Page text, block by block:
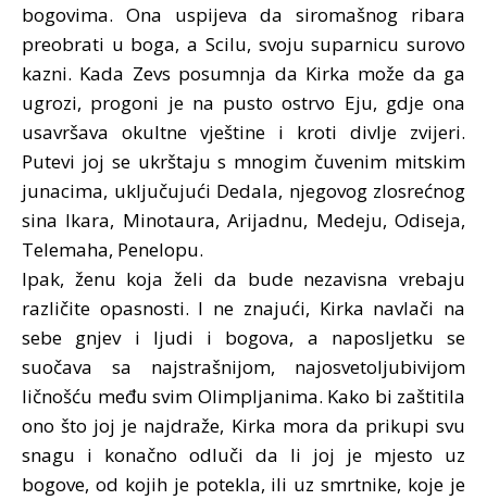
bogovima. Ona uspijeva da siromašnog ribara
preobrati u boga, a Scilu, svoju suparnicu surovo
kazni. Kada Zevs posumnja da Kirka može da ga
ugrozi, progoni je na pusto ostrvo Eju, gdje ona
usavršava okultne vještine i kroti divlje zvijeri.
Putevi joj se ukrštaju s mnogim čuvenim mitskim
junacima, uključujući Dedala, njegovog zlosrećnog
sina Ikara, Minotaura, Arijadnu, Medeju, Odiseja,
Telemaha, Penelopu.
Ipak, ženu koja želi da bude nezavisna vrebaju
različite opasnosti. I ne znajući, Kirka navlači na
sebe gnjev i ljudi i bogova, a naposljetku se
suočava sa najstrašnijom, najosvetoljubivijom
ličnošću među svim Olimpljanima. Kako bi zaštitila
ono što joj je najdraže, Kirka mora da prikupi svu
snagu i konačno odluči da li joj je mjesto uz
bogove, od kojih je potekla, ili uz smrtnike, koje je